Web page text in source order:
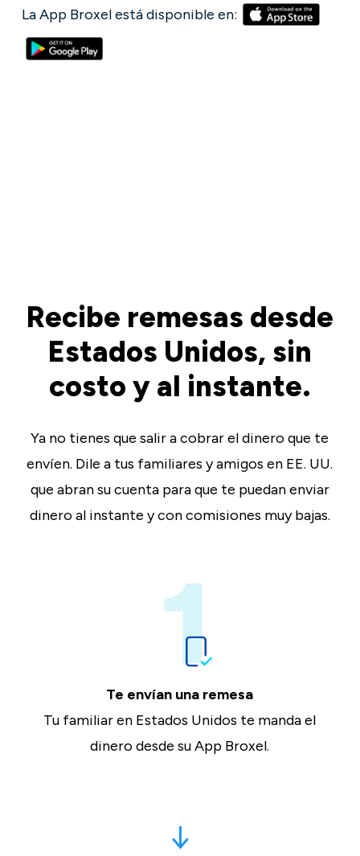
La App Broxel está disponible en:
Recibe remesas desde
Estados Unidos, sin
costo y al instante.
Ya no tienes que salir a cobrar el dinero que te
envíen. Dile a tus familiares y amigos en EE. UU.
que abran su cuenta para que te puedan enviar
dinero al instante y con comisiones muy bajas.
Te envían una remesa
Tu familiar en Estados Unidos te manda el
dinero desde su App Broxel.
↓